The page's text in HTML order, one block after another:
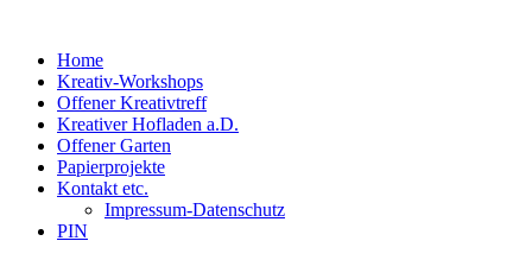
Home
Kreativ-Workshops
Offener Kreativtreff
Kreativer Hofladen a.D.
Offener Garten
Papierprojekte
Kontakt etc.
Impressum-Datenschutz
PIN